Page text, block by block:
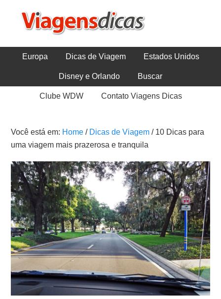
Europa Dicas de Viagem Estados Unidos
Disney e Orlando Buscar
Clube WDW Contato Viagens Dicas
Você está em: Home / Dicas de Viagem /10 Dicas para
uma viagem mais prazerosa e tranquila